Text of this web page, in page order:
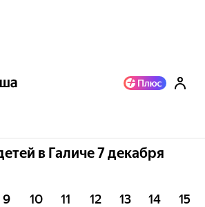
в Галиче 7 декабря
9 10 11 12 13 14 15